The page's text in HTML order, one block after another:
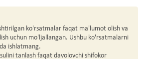
ko'rsatmalar faqat ma'lumot olish va
uchun mo'ljallangan. Ushbu ko'rsatmalarni
ishlatmang.
tanlash faqat davolovchi shifokor